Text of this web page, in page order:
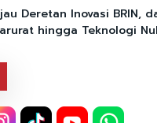
Deretan Inovasi BRIN,
hingga Teknologi